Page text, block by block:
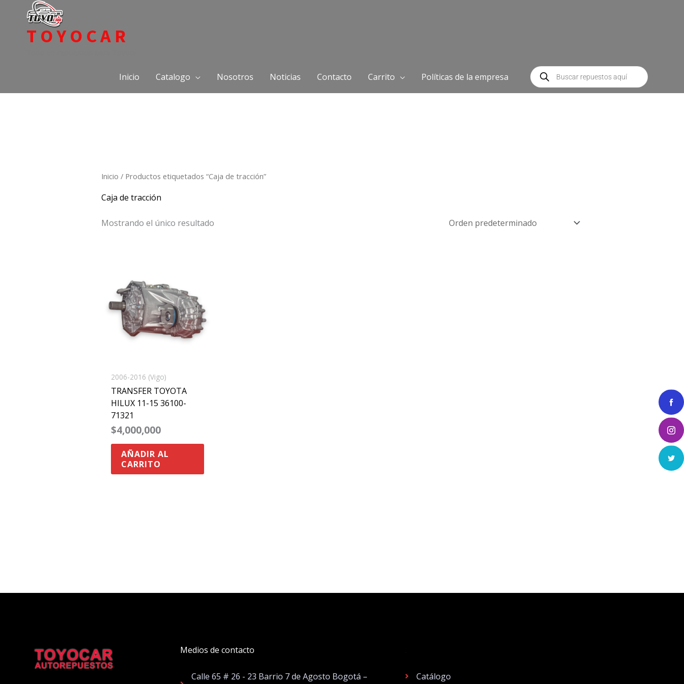
contenidoTOYOCAR
Inicio Catalogo Nosotros Noticias Contacto Carrito Políticas de la empresa
Búsqueda
de
productos
Inicio / Productos etiquetados “Caja de tracción”
Caja de tracción
Mostrando el único resultado
2006-2016 (Vigo)
TRANSFER TOYOTA
HILUX 11-15 36100-
71321
$4,000,000
AÑADIR AL
CARRITO
Medios de contacto
Calle 65 # 26 - 23 Barrio 7 de Agosto Bogotá – Catálogo